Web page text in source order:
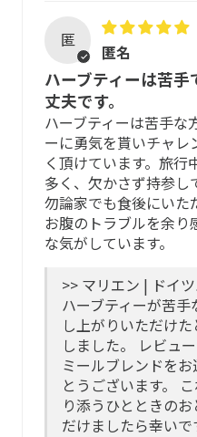
庫、もしくは冷凍庫で保管
となく長く保管できます。
賞味期限について
開封前の賞味期限：それぞ
る賞味期限をご参照くださ
開封後の賞味期限：パッケ
にかかわらず、約6ヶ月と
は、成分が揮発してしまっ
ください。
匿
匿名
ハーブティーは苦
丈夫です。
ハーブティーは苦手な
ーに勇気を貰いチャレ
く頂けています。旅
多く、欠かさず持参し
勿論家でも食後にいた
お腹のトラブルを余
な気がしています。
>> マリエン | ドイ
ハーブティーが苦
し上がりいただけ
しました。 レビュ
ミールブレンドを
とうございます。
り添うひとときの
だけましたら幸いで